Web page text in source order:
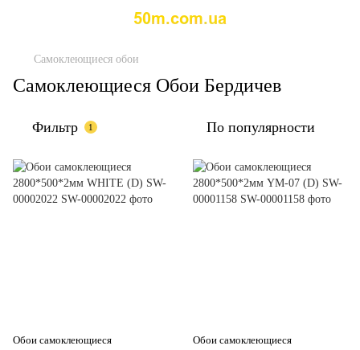
Самоклеющиеся обои
Самоклеющиеся Обои Бердичев
Фильтр 1 По популярности
Обои самоклеющиеся
Обои самоклеющиеся